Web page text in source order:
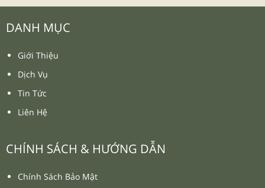
DANH MỤC
Giới Thiệu
Dịch Vụ
Tin Tức
Liên Hệ
CHÍNH SÁCH & HƯỚNG DẪN
Chính Sách Bảo Mật